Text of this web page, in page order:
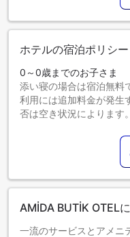
ホテルの宿泊ポリシー
0～0歳までのお子さま
添い寝の場合は宿泊無料
利用には追加料金が発生
否は空き状況によります。
エキストラベッドをお申
エキストラベッドの追加
ます。各部屋タイプ欄の
AMİDA BUTİK OTEL
一流のサービスとアメニ